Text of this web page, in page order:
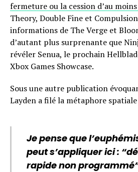
fermeture ou la cession d’au
Theory, Double Fine et
informations de The Verge et
d’autant plus surprenante que
révéler Senua, le prochain
Xbox Games Showcase.
Sous une autre publication
Layden a filé la métaphore
Je pense que
peut s’appliquer ici :
rapide non